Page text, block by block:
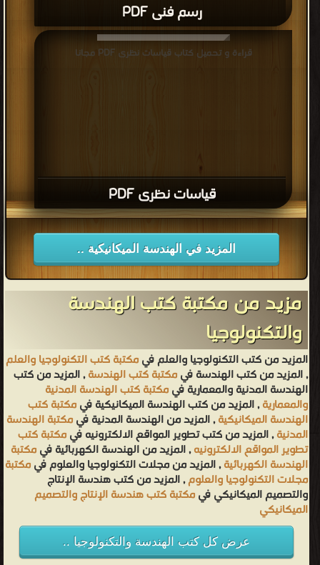
رسم فنى PDF
قياسات نظرى PDF
قراءة و تحميل كتاب قياسات نظرى PDF مجانا
المزيد في الهندسة الميكانيكية ..
مزيد من مكتبة كتب الهندسة
والتكنولوجيا
المزيد من كتب التكنولوجيا والعلم فيمكتبة كتب التكنولوجيا والعلم
, المزيد من كتب الهندسة فيمكتبة كتب الهندسة, المزيد من كتب
الهندسة المدنية والمعمارية فيمكتبة كتب الهندسة المدنية
والمعمارية, المزيد من كتب الهندسة الميكانيكية فيمكتبة كتب
الهندسة الميكانيكية, المزيد من الهندسة المدنية فيمكتبة الهندسة
المدنية, المزيد من كتب تطوير المواقع الالكترونيه فيمكتبة كتب
تطوير المواقع الالكترونيه, المزيد من الهندسة الكهربائية فيمكتبة
الهندسة الكهربائية, المزيد من مجلات التكنولوجيا والعلوم فيمكتبة
مجلات التكنولوجيا والعلوم, المزيد من كتب هندسة الإنتاج
والتصميم الميكانيكي فيمكتبة كتب هندسة الإنتاج والتصميم
الميكانيكي
عرض كل كتب الهندسة والتكنولوجيا ..